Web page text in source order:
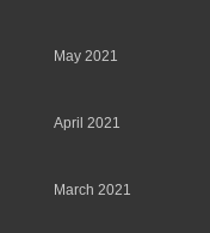
May 2021
April 2021
March 2021